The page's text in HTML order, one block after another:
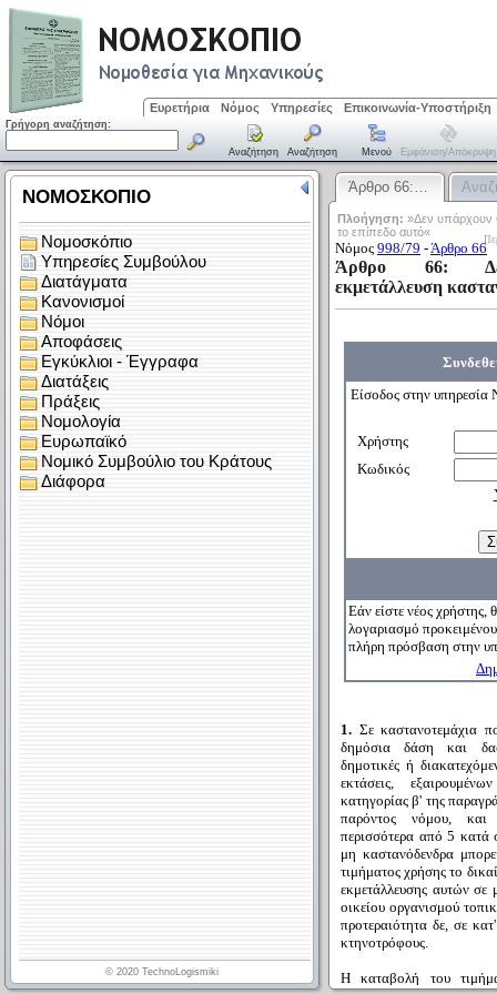
Ευρετήρια Νόμος Υπηρεσίες Επικοινωνία-Υποστήριξη
Γρήγορη αναζήτηση:
Αναζήτηση Αναζήτηση Μενού Εμφάνιση/απόκρυψη
Άρθρο 66:…